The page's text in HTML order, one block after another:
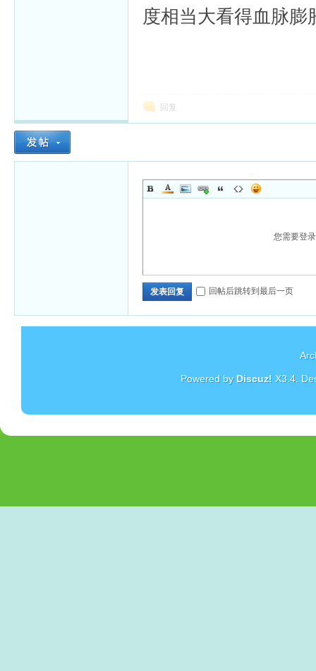
度相当大看得血脉膨
回复
您需要登
发表回复 回帖后跳转到最后一页
Powered by Discuz! X3.4.